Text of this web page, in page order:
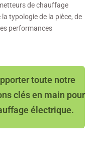
de chauffage
typologie de la pièce, de
performances
toute notre
clés en main pour
électrique.